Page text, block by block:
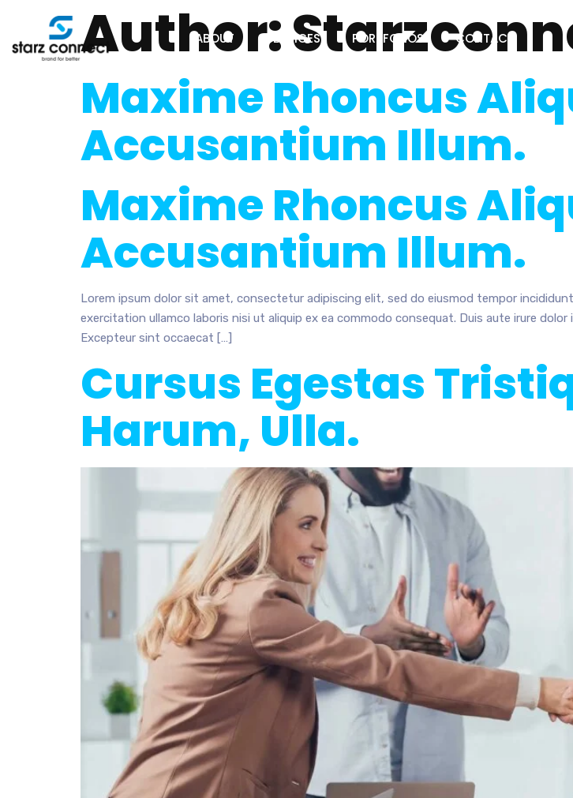
ABOUT SERVICES PORTFOLIOS CONTACT
Author:
Maxime Rhoncus
Accusantium Illum.
Maxime Rhoncus
Accusantium Illum.
Lorem ipsum dolor sit amet, consectetur adipiscing elit, sed do eiusmod tempor
exercitation ullamco laboris nisi ut aliquip ex ea commodo consequat. Duis aute irure
Excepteur sint occaecat […]
Cursus Egestas
Harum, Ulla.